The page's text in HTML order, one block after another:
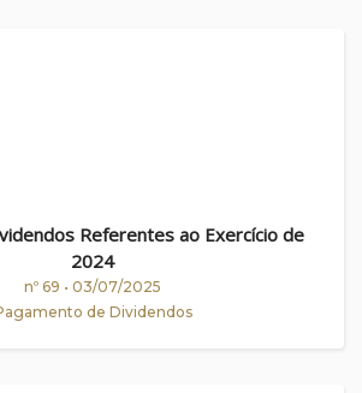
Referentes ao Exercício de
2024
nº 69 • 03/07/2025
de Dividendos